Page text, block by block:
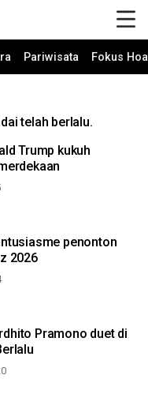
Pariwisata Fokus
telah berlalu.
Trump kukuh
penonton
2026
Pramono duet di